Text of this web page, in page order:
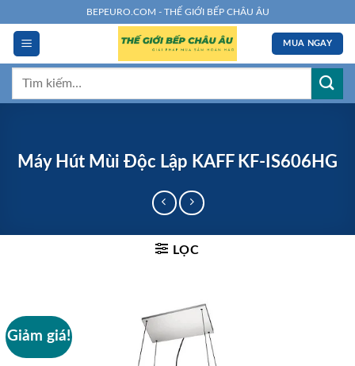
đến
dung
BEPEURO.COM - THẾ GIỚI BẾP CHÂU ÂU
MUA NGAY
Tìm
Máy Hút Mùi Độc Lập KAFF KF-IS606HG
LỌC
Giảm giá!